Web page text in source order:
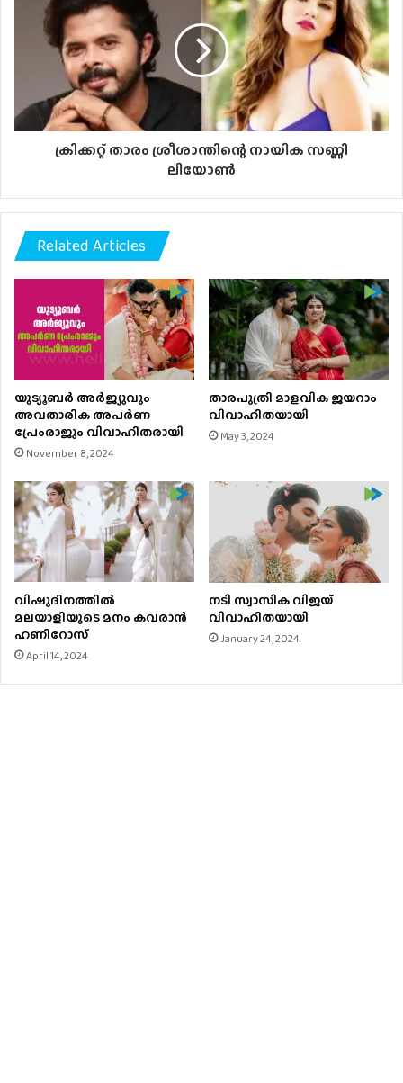
ശ്രീശാന്തിന്റെ
നായിക
ലിയോൺ
ക്രിക്കറ്റ് താരം ശ്രീശാന്തിന്റെ നായിക സണ്ണി
ലിയോൺ
Related Articles
യുട്യൂബർ അര്‍ജ്യുവും
അവതാരിക അപർണ
പ്രേംരാജും വിവാഹിതരായി
November 8, 2024
താരപുത്രി മാളവിക ജയറാം
വിവാഹിതയായി
May 3, 2024
വിഷുദിനത്തിൽ
മലയാളിയുടെ മനം കവരാൻ
ഹണിറോസ്
April 14, 2024
നടി സ്വാസിക വിജയ്
വിവാഹിതയായി
January 24, 2024